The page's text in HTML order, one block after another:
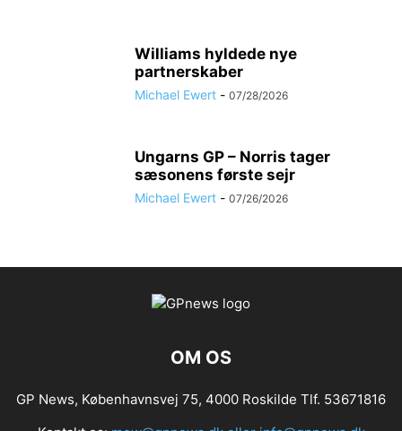
Williams hyldede nye
partnerskaber
Michael Ewert - 07/28/2026
Ungarns GP – Norris tager
sæsonens første sejr
Michael Ewert - 07/26/2026
OM OS
GP News, Københavnsvej 75, 4000 Roskilde Tlf. 53671816